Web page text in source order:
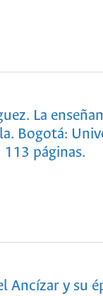
La
Bogotá:
páginas.
Ancízar y su